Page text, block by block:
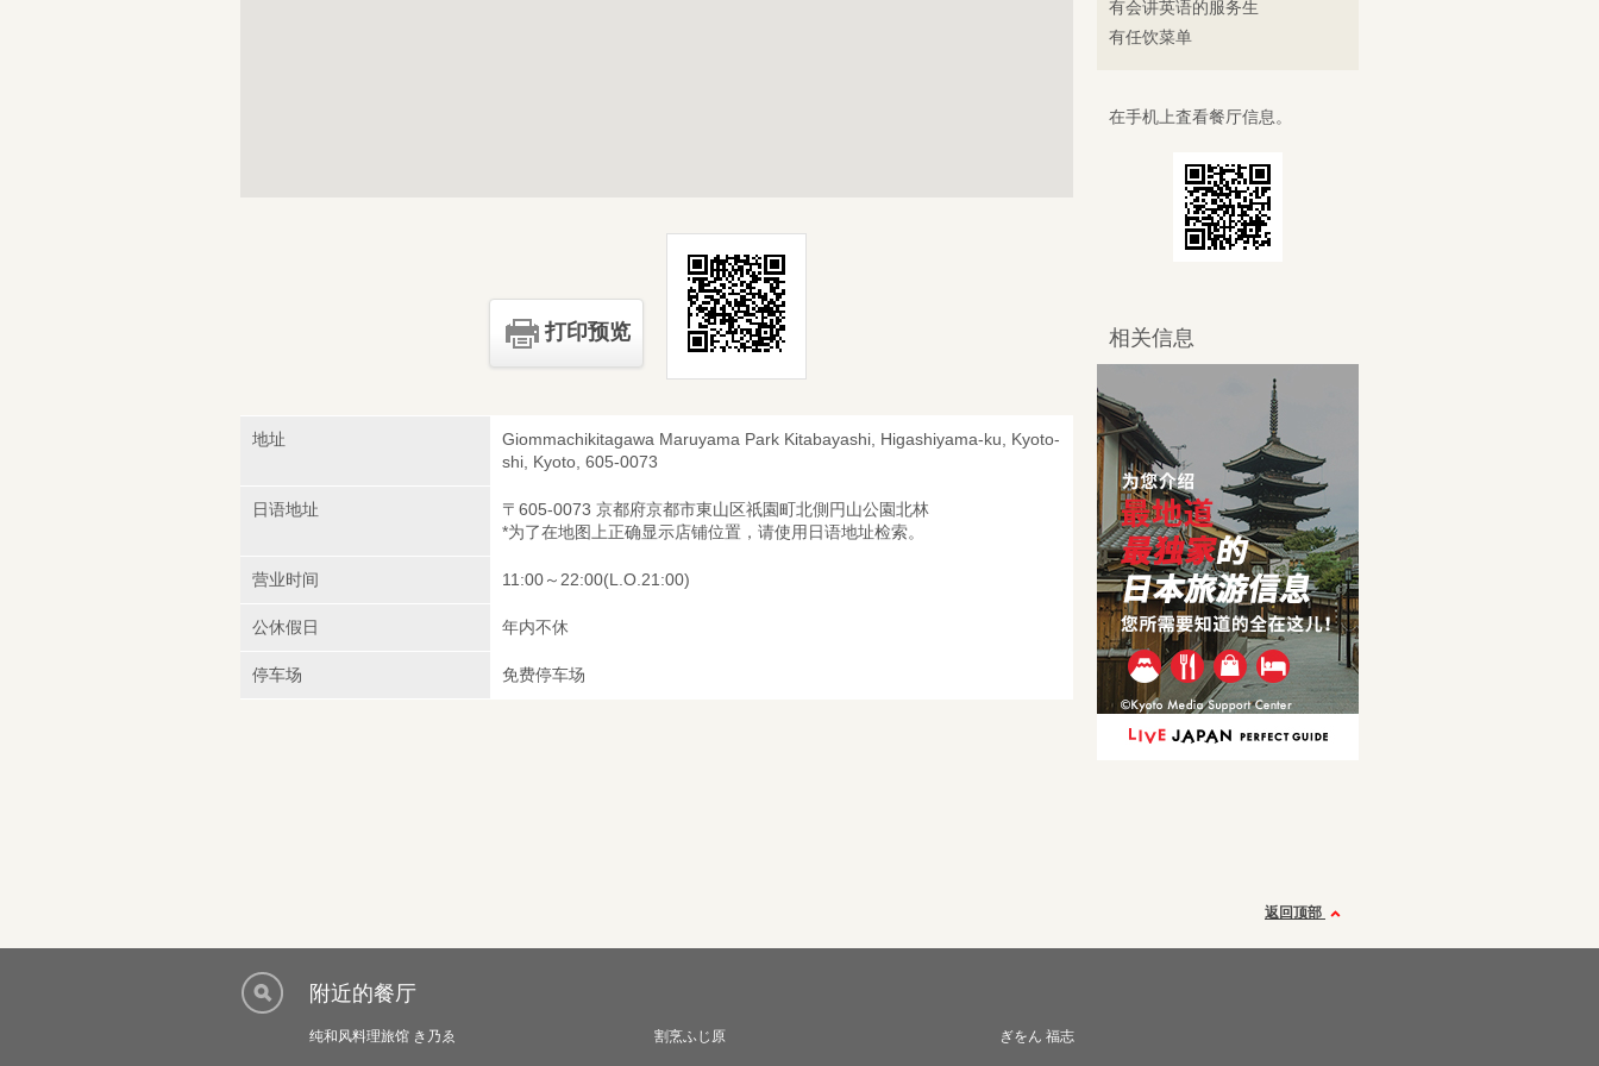
打印预览
地址
Giommachikitagawa Maruyama Park Kitabayashi, Higashiyama-ku, Kyoto-
shi, Kyoto, 605-0073
日语地址
〒605-0073 京都府京都市東山区祇園町北側円山公園北林
*为了在地图上正确显示店铺位置，请使用日语地址检索。
营业时间 11:00～22:00(L.O.21:00)
公休假日 年内不休
停车场 免费停车场
有会讲英语的服务生
有任饮菜单
在手机上査看餐厅信息。
相关信息
返回顶部
附近的餐厅
纯和风料理旅馆 き乃ゑ 割烹ふじ原 ぎをん 福志